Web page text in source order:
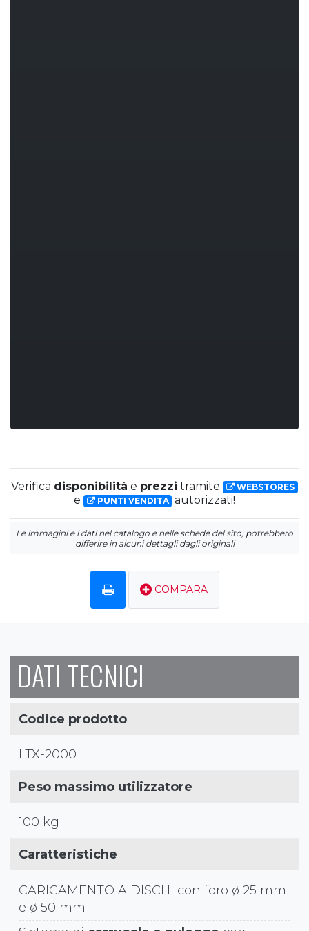
Verifica disponibilità e prezzi tramite WEBSTORES
e PUNTI VENDITA autorizzati!
Le immagini e i dati nel catalogo e nelle schede del sito, potrebbero
differire in alcuni dettagli dagli originali
COMPARA
DATI TECNICI
Codice prodotto
LTX-2000
Peso massimo utilizzatore
100 kg
Caratteristiche
CARICAMENTO A DISCHI con foro ø 25 mm
e ø 50 mm